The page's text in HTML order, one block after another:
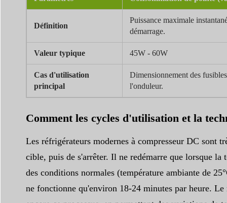
Définition
Puissance maximale
démarrage.
Valeur typique 45W - 60W
Cas d'utilisation
principal
Dimensionnement des
l'onduleur.
Comment les cycles d'utilisation et la
Les réfrigérateurs modernes à compresseur DC sont
cible, puis de s'arrêter. Il ne redémarre que lorsque la
des conditions normales (température ambiante de
ne fonctionne qu'environ 18-24 minutes par heure.